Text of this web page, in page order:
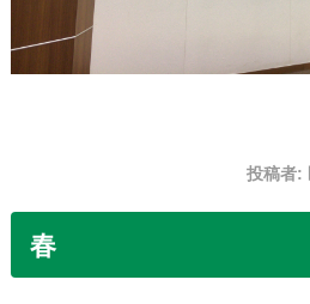
投稿者:
春